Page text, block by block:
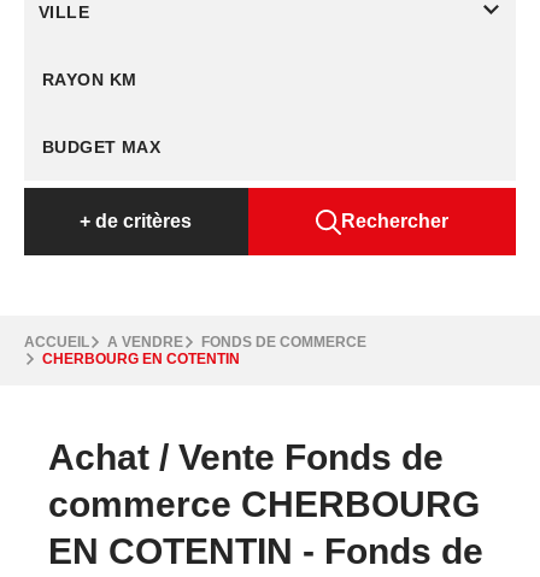
VILLE
RAYON KM
+ de critères Rechercher
ACCUEIL A VENDRE
FONDS DE COMMERCE
CHERBOURG EN COTENTIN
Achat / Vente Fonds de
commerce CHERBOURG
EN COTENTIN - Fonds de